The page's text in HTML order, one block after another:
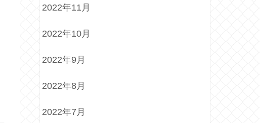
2022年11月
2022年10月
2022年9月
2022年8月
2022年7月